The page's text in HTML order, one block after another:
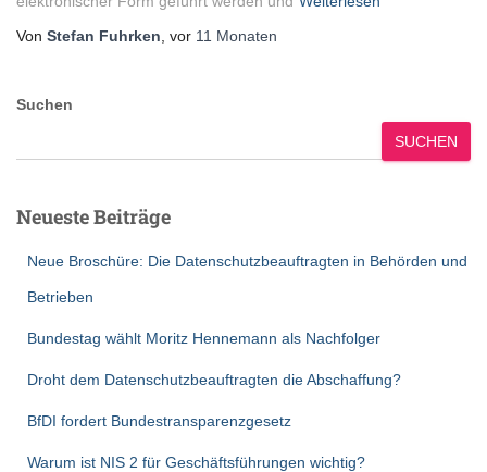
Von Stefan Fuhrken , vor 11 Monaten
Suchen
SUCHEN
Neueste Beiträge
Neue Broschüre: Die Datenschutzbeauftragten in Behörden und
Betrieben
Bundestag wählt Moritz Hennemann als Nachfolger
Droht dem Datenschutzbeauftragten die Abschaffung?
BfDI fordert Bundestransparenzgesetz
Warum ist NIS 2 für Geschäftsführungen wichtig?